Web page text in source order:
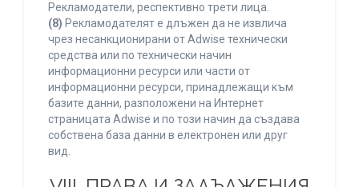
Рекламодатели, респективно трети лица.
(8) Рекламодателят е длъжен да не извлича
чрез несанкционирани от Adwise технически
средства или по технически начин
информационни ресурси или части от
информационни ресурси, принадлежащи към
базите данни, разположени на Интернет
страницата Adwise и по този начин да създава
собствена база данни в електронен или друг
вид.